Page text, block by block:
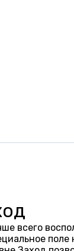
всего